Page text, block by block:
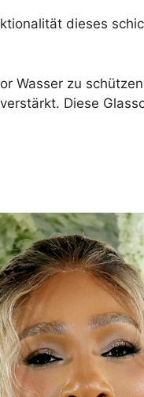
dieses
Wasser zu
Diese